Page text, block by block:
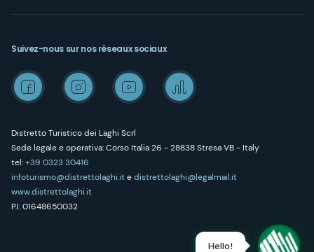
Distretto Turistico dei Laghi Scrl
Sede legale e operativa: Corso Italia 26 - 28838 Stresa VB - Italy
tel:+39 0323 30416
infoturismo@distrettolaghi.itedistrettolaghi@legalmail.it
www.distrettolaghi.it
P.I. 01648650032
Suivez-nous sur nos réseaux sociaux